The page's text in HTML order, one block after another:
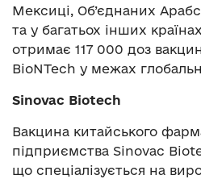
Мексиці, Об’єднаних
та у багатьох інших
отримає 117 000 доз
BioNTech у межах
Sinovac Biotech
Вакцина китайського
підприємства Sinovac
що спеціалізується на